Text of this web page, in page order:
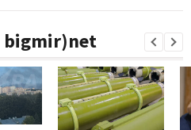
bigmir)net